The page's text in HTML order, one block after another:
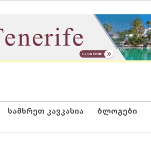
სამხრეთ კავკასია ბლოგები